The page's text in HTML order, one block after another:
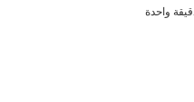
واحدة